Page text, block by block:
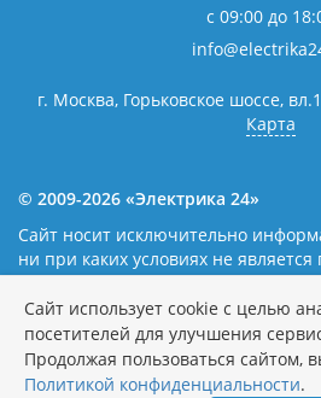
с 09:00 до
г. Москва, Горьковское шоссе,
Карта
© 2009-2026 «Электрика 24»
Сайт носит исключительно
ни при каких условиях не
кодекса Российской Федерации.
у наших операторов.Политика
данных
Сайт использует cookie с целью
посетителей для улучшения
Продолжая пользоваться сайтом,
Политикой конфиденциальности.